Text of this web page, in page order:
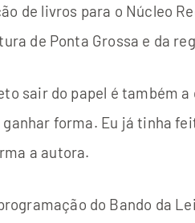
de livros para o Núcleo
de Ponta Grossa e da
sair do papel é também
forma. Eu já tinha
a autora.
do Bando da